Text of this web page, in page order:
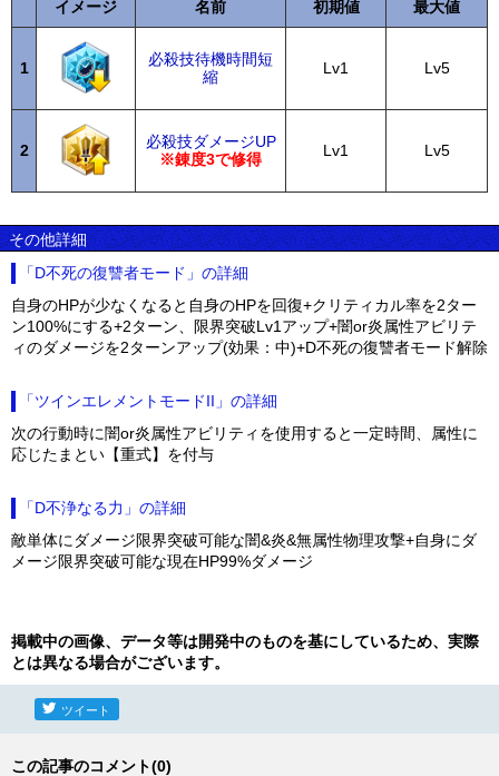
イメージ 名前 初期値 最大値
1
必殺技待機時間短
縮
Lv1 Lv5
2
必殺技ダメージUP
※錬度3で修得
Lv1 Lv5
その他詳細
「D不死の復讐者モード」の詳細
自身のHPが少なくなると自身のHPを回復+クリティカル率を2ター
ン100%にする+2ターン、限界突破Lv1アップ+闇or炎属性アビリテ
ィのダメージを2ターンアップ(効果：中)+D不死の復讐者モード解除
「ツインエレメントモードII」の詳細
次の行動時に闇or炎属性アビリティを使用すると一定時間、属性に
応じたまとい【重式】を付与
「D不浄なる力」の詳細
敵単体にダメージ限界突破可能な闇&炎&無属性物理攻撃+自身にダ
メージ限界突破可能な現在HP99%ダメージ
掲載中の画像、データ等は開発中のものを基にしているため、実際
とは異なる場合がございます。
ツイート
この記事のコメント(0)